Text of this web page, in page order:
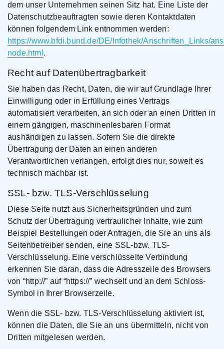
dem unser Unternehmen seinen Sitz hat. Eine Liste der
Datenschutzbeauftragten sowie deren Kontaktdaten
können folgendem Link entnommen werden:
https://www.bfdi.bund.de/DE/Infothek/Anschriften_Links/
node.html .
Recht auf Datenübertragbarkeit
Sie haben das Recht, Daten, die wir auf Grundlage Ihrer
Einwilligung oder in Erfüllung eines Vertrags
automatisiert verarbeiten, an sich oder an einen Dritten in
einem gängigen, maschinenlesbaren Format
aushändigen zu lassen. Sofern Sie die direkte
Übertragung der Daten an einen anderen
Verantwortlichen verlangen, erfolgt dies nur, soweit es
technisch machbar ist.
SSL- bzw. TLS-Verschlüsselung
Diese Seite nutzt aus Sicherheitsgründen und zum
Schutz der Übertragung vertraulicher Inhalte, wie zum
Beispiel Bestellungen oder Anfragen, die Sie an uns als
Seitenbetreiber senden, eine SSL-bzw. TLS-
Verschlüsselung. Eine verschlüsselte Verbindung
erkennen Sie daran, dass die Adresszeile des Browsers
von “http://” auf “https://” wechselt und an dem Schloss-
Symbol in Ihrer Browserzeile.
Wenn die SSL- bzw. TLS-Verschlüsselung aktiviert ist,
können die Daten, die Sie an uns übermitteln, nicht von
Dritten mitgelesen werden.